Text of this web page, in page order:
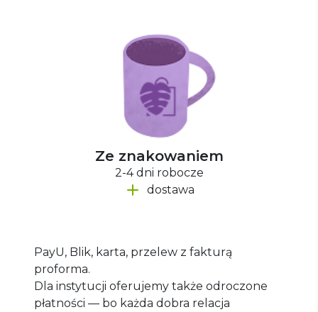
Ze znakowaniem
2-4 dni robocze
dostawa
PayU, Blik, karta, przelew z fakturą
proforma.
Dla instytucji oferujemy także odroczone
płatności — bo każda dobra relacja